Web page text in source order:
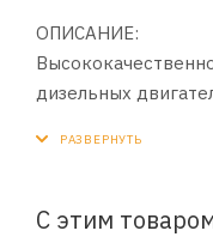
ОПИСАНИЕ:
дизельных
эксплуатации в
С этим